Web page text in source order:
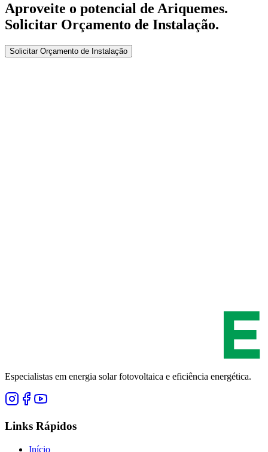
Aproveite o potencial de Ariquemes.
Solicitar Orçamento de Instalação.
Solicitar Orçamento de Instalação
Especialistas em energia solar fotovoltaica e eficiência energética.
Links Rápidos
Início